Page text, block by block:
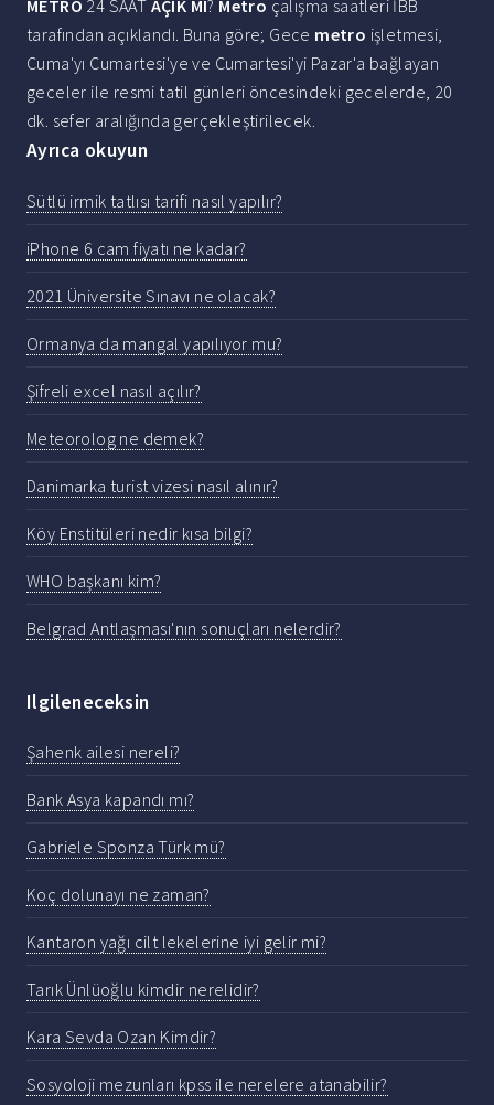
METRO 24 SAAT AÇIK MI? Metro çalışma saatleri İBB
tarafından açıklandı. Buna göre; Gece metro işletmesi,
Cuma'yı Cumartesi'ye ve Cumartesi'yi Pazar'a bağlayan
geceler ile resmi tatil günleri öncesindeki gecelerde, 20
dk. sefer aralığında gerçekleştirilecek.
Ayrıca okuyun
Sütlü irmik tatlısı tarifi nasıl yapılır?
iPhone 6 cam fiyatı ne kadar?
2021 Üniversite Sınavı ne olacak?
Ormanya da mangal yapılıyor mu?
Şifreli excel nasıl açılır?
Meteorolog ne demek?
Danimarka turist vizesi nasıl alınır?
Köy Enstitüleri nedir kısa bilgi?
WHO başkanı kim?
Belgrad Antlaşması'nın sonuçları nelerdir?
Ilgileneceksin
Şahenk ailesi nereli?
Bank Asya kapandı mı?
Gabriele Sponza Türk mü?
Koç dolunayı ne zaman?
Kantaron yağı cilt lekelerine iyi gelir mi?
Tarık Ünlüoğlu kimdir nerelidir?
Kara Sevda Ozan Kimdir?
Sosyoloji mezunları kpss ile nerelere atanabilir?